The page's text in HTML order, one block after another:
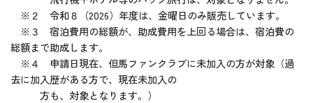
※２ 令和８（2026）年度は、金曜日のみ販売しています。
※３ 宿泊費用の総額が、助成費用を上回る場合は、宿泊費の
総額まで助成します。
※４ 申請日現在、但馬ファンクラブに未加入の方が対象（過
去に加入歴がある方で、現在未加入の
方も、対象となります。）